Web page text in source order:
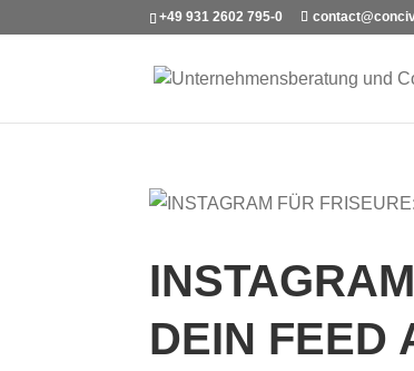
+49 931 2602 795-0
DEIN FEED